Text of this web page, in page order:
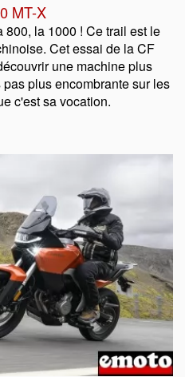
MT-X
800, la 1000 ! Ce trail est le
Cet essai de la CF
une machine plus
plus encombrante sur les
c'est sa vocation.